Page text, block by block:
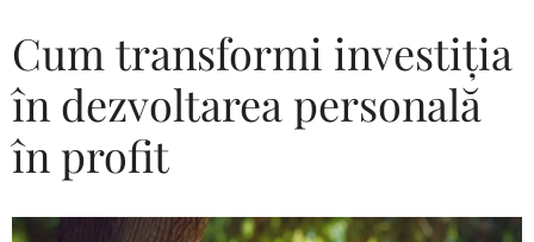
Cum transformi investiția
în dezvoltarea personală
în profit